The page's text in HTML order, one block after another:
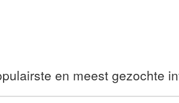
en meest gezochte